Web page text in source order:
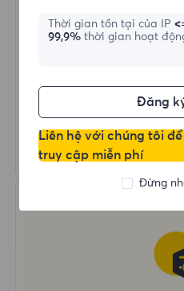
IP Tĩnh Nâng Cao
Băng Thông và
HTTP(S)/SOCKS5
Tìm hiểu
Thời gian tồn tại của IP
99,9%thời gian hoạt
Đăng
Liên hệ với chúng tôi
truy cập miễn phí
Đừng